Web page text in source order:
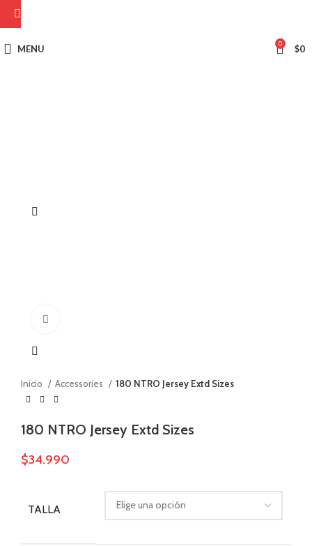
MENU 0 $0
Inicio Accessories 180 NTRO Jersey Extd Sizes
180 NTRO Jersey Extd Sizes
$34.990
TALLA